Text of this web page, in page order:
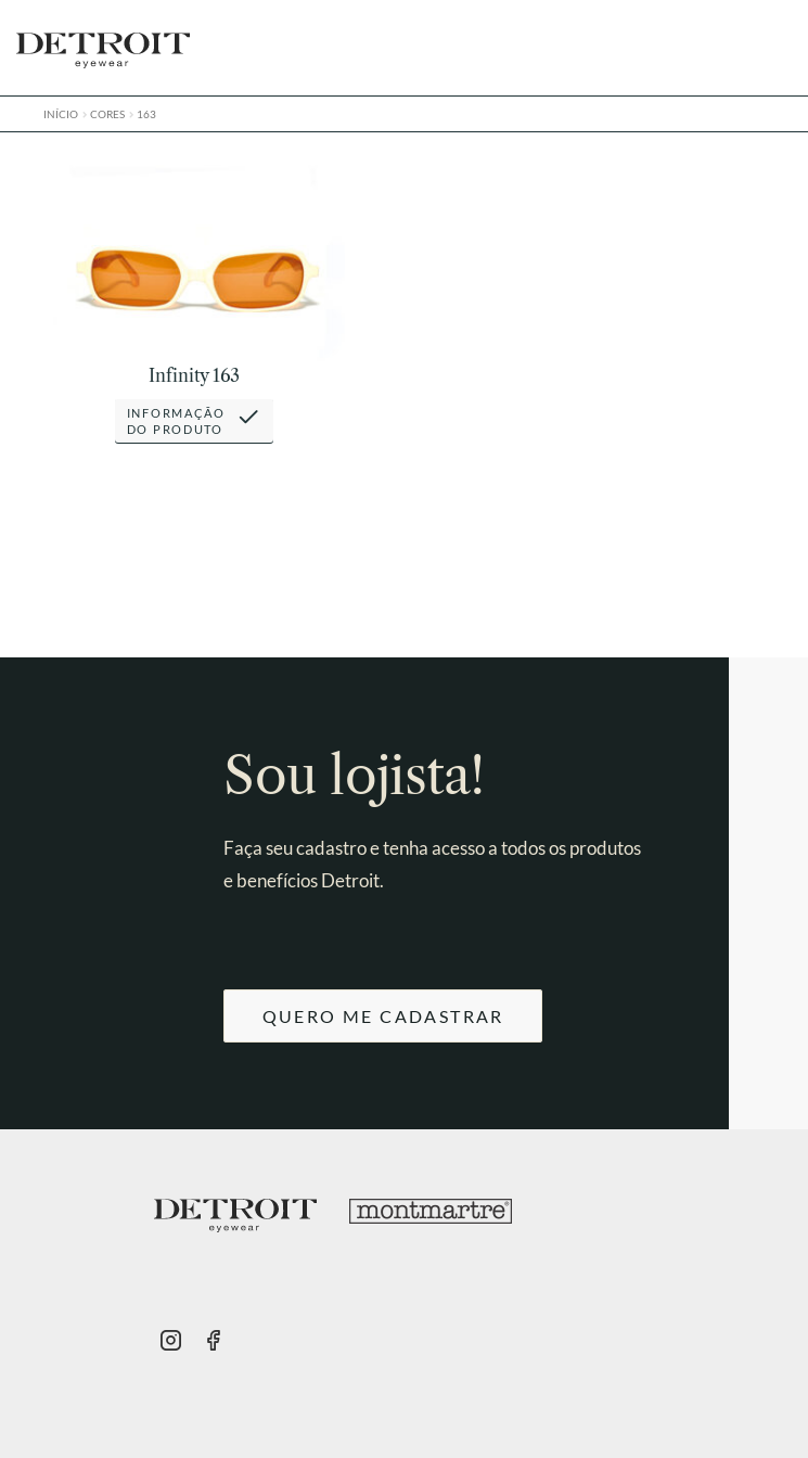
navegação
o
conteúdo
INÍCIO CORES 163
Infinity 163
INFORMAÇÃO
DO PRODUTO
Sou lojista!
Faça seu cadastro e tenha acesso a todos os produtos
e benefícios Detroit.
QUERO ME CADASTRAR